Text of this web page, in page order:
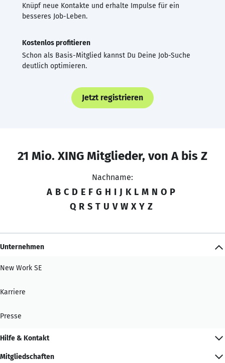
Knüpf neue Kontakte und erhalte Impulse für ein
besseres Job-Leben.
Kostenlos profitieren
Schon als Basis-Mitglied kannst Du Deine Job-Suche
deutlich optimieren.
Jetzt registrieren
21 Mio. XING Mitglieder, von A bis Z
Nachname:
A B C D E F G H I J K L M N O P
Q R S T U V W X Y Z
Unternehmen
New Work SE
Karriere
Presse
Hilfe & Kontakt
Mitgliedschaften